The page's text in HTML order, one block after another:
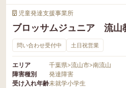
児童発達支援事業所
ブロッサムジュニア 流山
問い合わせ受付中 土日祝営業
エリア 千葉県>流山市>南流山
障害種別
発達障害
受け入れ年齢未就学小学生